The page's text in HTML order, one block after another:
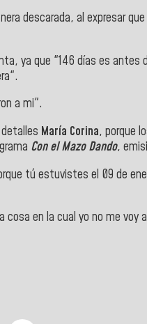
descarada, al expresar
ya que "146 días es antes
a mi".
María Corina, porque
Con el Mazo Dando,
tú estuvistes el 09 de
en la cual yo no me voy